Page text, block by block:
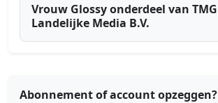
Vrouw Glossy onderdeel van TMG
Landelijke Media B.V.
Abonnement of account opzeggen?